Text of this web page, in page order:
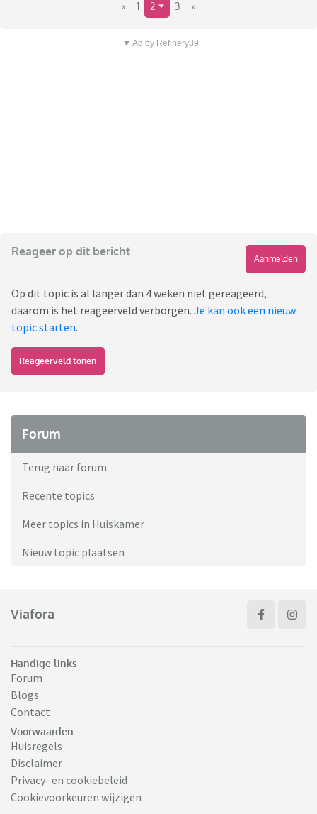
« 1 2 3 »
▼ Ad by Refinery89
Reageer op dit bericht
Aanmelden
Op dit topic is al langer dan 4 weken niet gereageerd,
daarom is het reageerveld verborgen. Je kan ook een nieuw
topic starten.
Reageerveld tonen
Forum
Terug naar forum
Recente topics
Meer topics in Huiskamer
Nieuw topic plaatsen
Viafora
Handige links
Forum
Blogs
Contact
Voorwaarden
Huisregels
Disclaimer
Privacy- en cookiebeleid
Cookievoorkeuren wijzigen